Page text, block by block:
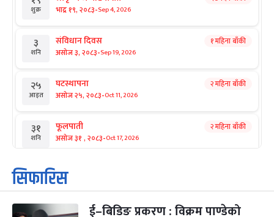
शुक्र भाद्र १९, २०८३-Sep 4, 2026
३
शनि
संविधान दिवस
असोज ३, २०८३-Sep 19, 2026
१ महिना बाँकी
२५
आइत
घटस्थापना
असोज २५, २०८३-Oct 11, 2026
२ महिना बाँकी
३१
शनि
फूलपाती
असोज ३१ , २०८३-Oct 17, 2026
२ महिना बाँकी
१
आइत
कार्तिक सङ्क्रान्ति
कार्तिक १, २०८३
महानवमी २ महिना बाँकी
सिफारिस
ई–बिडिङ प्रकरण : विक्रम पाण्डेको